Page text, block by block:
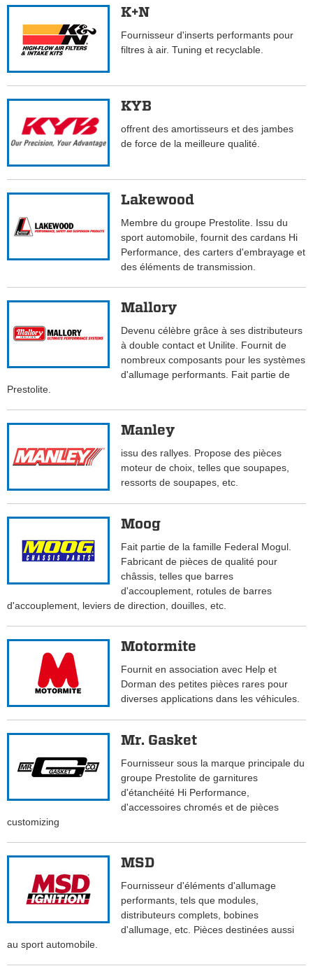
K+N
Fournisseur d'inserts performants pour
filtres à air. Tuning et recyclable.
KYB
offrent des amortisseurs et des jambes
de force de la meilleure qualité.
Lakewood
Membre du groupe Prestolite. Issu du
sport automobile, fournit des cardans Hi
Performance, des carters d'embrayage et
des éléments de transmission.
Mallory
Devenu célèbre grâce à ses distributeurs
à double contact et Unilite. Fournit de
nombreux composants pour les systèmes
d'allumage performants. Fait partie de
Prestolite.
Manley
issu des rallyes. Propose des pièces
moteur de choix, telles que soupapes,
ressorts de soupapes, etc.
Moog
Fait partie de la famille Federal Mogul.
Fabricant de pièces de qualité pour
châssis, telles que barres
d'accouplement, rotules de barres
d'accouplement, leviers de direction, douilles, etc.
Motormite
Fournit en association avec Help et
Dorman des petites pièces rares pour
diverses applications dans les véhicules.
Mr. Gasket
Fournisseur sous la marque principale du
groupe Prestolite de garnitures
d'étanchéité Hi Performance,
d'accessoires chromés et de pièces
customizing
MSD
Fournisseur d'éléments d'allumage
performants, tels que modules,
distributeurs complets, bobines
d'allumage, etc. Pièces destinées aussi
au sport automobile.